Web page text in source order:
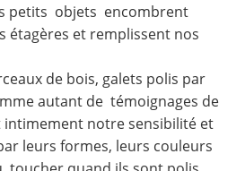
petits objets encombrent
étagères et remplissent nos
de bois, galets polis par
autant de témoignages de
intimement notre sensibilité et
leurs formes, leurs couleurs